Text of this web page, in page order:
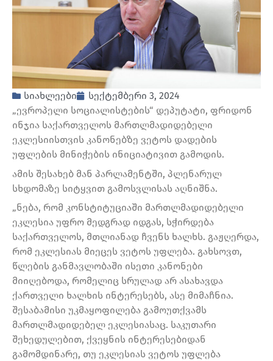
სიახლეები
სექტემბერი 3, 2024
„ევროპელი სოციალისტების“ დეპუტატი, ფრიდონ
ინჯია საქართველოს მართლმადიდებელი
ეკლესიისთვის კანონებზე ვეტოს დადების
უფლების მინიჭების ინიციატივით გამოდის.
ამის შესახებ მან პარლამენტში, პლენარულ
სხდომაზე სიტყვით გამოსვლისას აღნიშნა.
„ნება, რომ კონსტიტუციაში მართლმადიდებელი
ეკლესია უფრო მედგრად იდგას, სჭირდება
საქართველოს, მთლიანად ჩვენს ხალხს. გაჟღერდა,
რომ ეკლესიას მიეცეს ვეტოს უფლება. გახსოვთ,
წლების განმავლობაში ისეთი კანონები
მიიღებოდა, რომელიც სრულად არ ასახავდა
ქართველი ხალხის ინტერესებს, ასე მიმაჩნია.
შესაბამისი უკმაყოფილება გამოუთქვამს
მართლმადიდებელ ეკლესიასაც. საკუთარი
შეხედულებით, ქვეყნის ინტერესებიდან
გამომდინარე, თუ ეკლესიას ვეტოს უფლება